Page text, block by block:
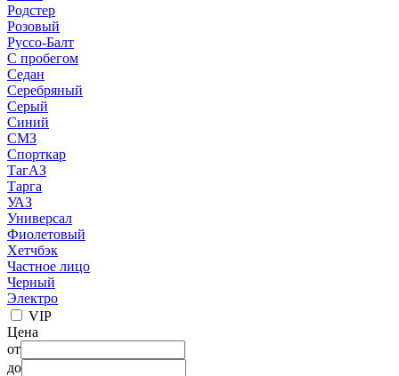
Родстер
Розовый
Руссо-Балт
С пробегом
Седан
Серебряный
Серый
Синий
СМЗ
Спорткар
ТагАЗ
Тарга
УАЗ
Универсал
Фиолетовый
Хетчбэк
Частное лицо
Черный
Электро
VIP
Цена
от
до